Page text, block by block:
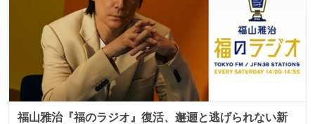
福山雅治『福のラジオ』復活、邂逦と逃げられない新